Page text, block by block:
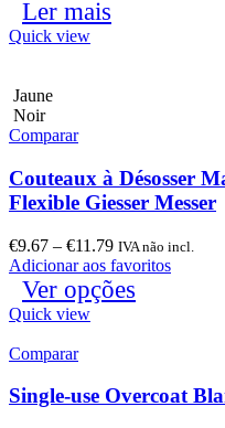
Ler mais
Quick view
Jaune
Noir
Comparar
Couteaux à Désosser
Flexible Giesser Messer
€9.67 – €11.79 IVA não incl.
Adicionar aos favoritos
Ver opções
Quick view
Comparar
Single-use Overcoat